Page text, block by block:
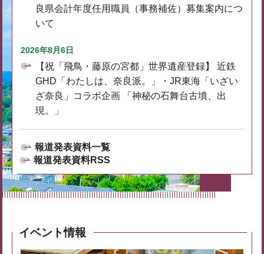
良県会計年度任用職員（事務補佐）募集案内につ
いて
2026年8月6日
【祝「飛鳥・藤原の宮都」世界遺産登録】 近鉄
GHD「わたしは、奈良派。」・JR東海「いざい
ざ奈良」コラボ企画 「神秘の石舞台古墳、出
現。」
報道発表資料一覧
報道発表資料RSS
イベント情報